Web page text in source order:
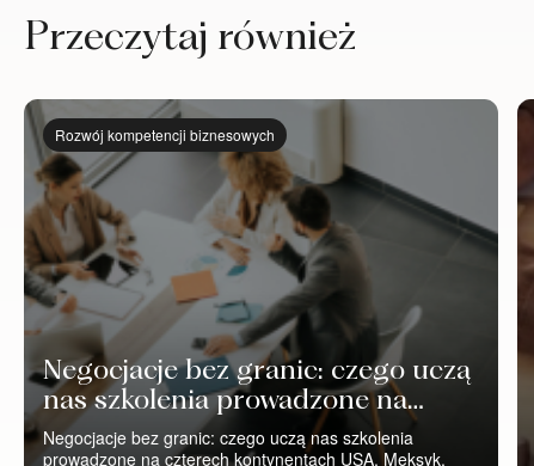
Przeczytaj również
Rozwój kompetencji biznesowych
Negocjacje bez granic: czego uczą
nas szkolenia prowadzone na
czterech kontynentach
Negocjacje bez granic: czego uczą nas szkolenia
prowadzone na czterech kontynentach USA, Meksyk,